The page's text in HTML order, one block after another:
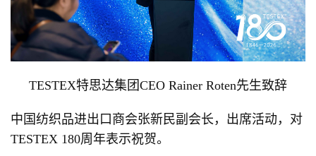
TESTEX特思达集团CEO Rainer Roten先生致辞
中国纺织品进出口商会张新民副会长，出席活动，对
TESTEX 180周年表示祝贺。